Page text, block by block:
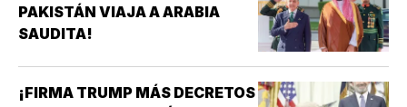
PAKISTÁN VIAJA A ARABIA
SAUDITA!
¡FIRMA TRUMP MÁS DECRETOS